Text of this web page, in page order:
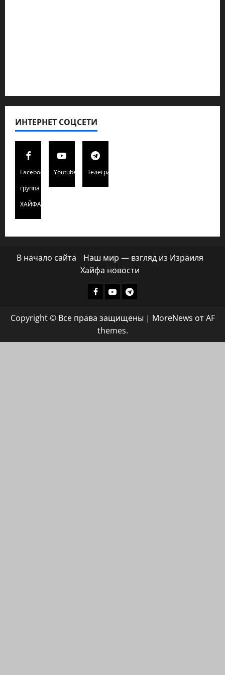
ИНТЕРНЕТ СОЦСЕТИ
Facebook
группа
ХАЙФАИНФО
Youtube Телеграмм
В начало сайта
Наш мир — взгляд из Израиля
Хайфа новости
Facebook
ХАЙФАИНФО
YoutubeТелеграмм
Copyright © Все права защищены | MoreNews от AF
themes.